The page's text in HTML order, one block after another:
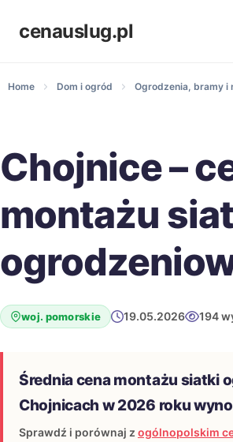
cenauslug.pl
Home Dom i ogród Ogrodzenia, bramy i
Chojnice –
montażu
woj. pomorskie 19.05.2026 194
Średnia cena montażu siatki
Chojnicach w 2026 roku
Sprawdź i porównaj z ogólnopolskim